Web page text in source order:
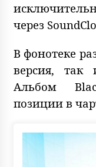
через
В фонотеке
версия, так
Альбом
позиции в